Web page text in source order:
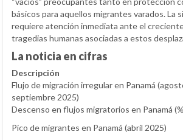
básicos para aquellos migrantes varados. La
requiere atención inmediata ante el
tragedias humanas asociadas a estos
La noticia en cifras
Descripción
Flujo de migración irregular en Panamá
septiembre 2025)
Descenso en flujos migratorios en Panamá
Pico de migrantes en Panamá (abril 2025)